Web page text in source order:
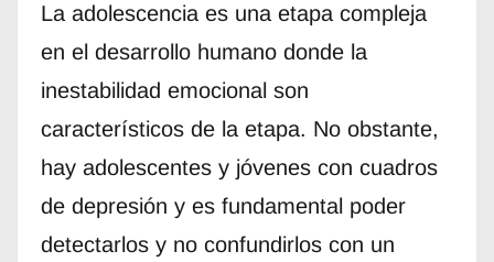
La adolescencia es una etapa compleja
en el desarrollo humano donde la
inestabilidad emocional son
característicos de la etapa. No obstante,
hay adolescentes y jóvenes con cuadros
de depresión y es fundamental poder
detectarlos y no confundirlos con un